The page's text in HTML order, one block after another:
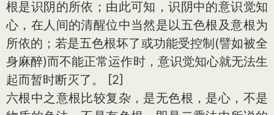
根是识阴的所依；由此可知，识阴中的意识觉知
心，在人间的清醒位中当然是以五色根及意根为
所依的；若是五色根坏了或功能受控制(譬如被全
身麻醉)而不能正常运作时，意识觉知心就无法生
起而暂时断灭了。 [2]
六根中之意根比较复杂，是无色根，是心，不是